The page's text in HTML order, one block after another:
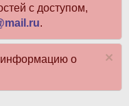
с доступом,
.
о